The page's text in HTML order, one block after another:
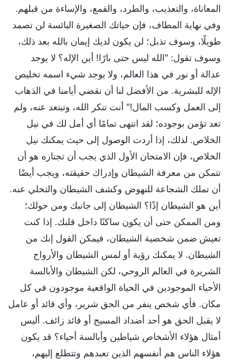
المعاناة، والتعذيب، والطرد، والقمع، والإساءة من قبلهم.
وفي نهاية المطاف، فإن حياتك الصغيرة البائسة لن تصمد
طويلًا، وسوف تذبل؛ لن يكون لديك إيمان بالله بعد ذلك،
وسوف تقول: "الله ليس حتى بارًا! أين الإله؟ لا يوجد
عدالة أو نور في هذا العالم، ولا يوجد شيء اسمه تخليص
الإله للبشرية. من الأفضل لنا أن نقضي أيامنا في الذهاب
إلى العمل وكسب المال!" أنت تنكر الله، وتبتعد عنه، ولم
تعد تؤمن بوجوده؛ لقد انتهى تمامًا أي أمل لك في نيل
الخلاص. لذلك، إذا أردت الوصول إلى حيث يمكنك نيل
الخلاص، فإن الامتحان الأول الذي يجب أن تجتازه هو أن
تتمكن من معرفة الشيطان وإدراك حقيقته، ويجب أيضًا
أن تملك الشجاعة للنهوض وكشف الشيطان والتخلي عنه.
أين هو الشيطان إذًا؟ الشيطان إلى جانبك ومن حولك؛
ومن الممكن حتى أن يكون ساكنًا داخل قلبك. إذا كنت
تعيش ضمن شخصية الشيطان، فيمكن القول إنك من
الشيطان. لا يمكنك رؤية أو لمس الشيطان والأرواح
الشريرة في العالم الروحي، لكن الشيطان والأبالسة
الأحياء الموجودين في الحياة الواقعية موجودون في كل
مكان. فأي شخص ينفر من الحق شرير، وأي قائد أو عامل
لا يقبل الحق هو أحد أضداد المسيح أو قائد زائف. أليس
أمثال هؤلاء الأشخاص شياطين وأبالسة أحياء؟ قد يكون
هؤلاء الناس هم أنفسهم الذين تعبدهم وتتطلع إليهم،